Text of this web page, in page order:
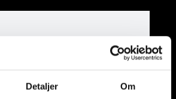
Detaljer Om